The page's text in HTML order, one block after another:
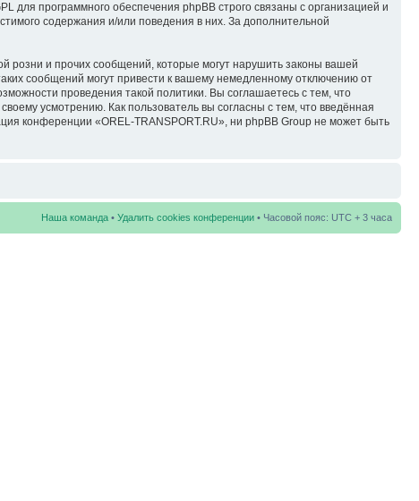
для программного обеспечения phpBB строго связаны с организацией и
содержания и/или поведения в них. За дополнительной
розни и прочих сообщений, которые могут нарушить законы вашей
сообщений могут привести к вашему немедленному отключению от
проведения такой политики. Вы соглашаетесь с тем, что
усмотрению. Как пользователь вы согласны с тем, что введённая
конференции «OREL-TRANSPORT.RU», ни phpBB Group не может быть
Наша команда • Удалить cookies конференции • Часовой пояс: UTC + 3 часа